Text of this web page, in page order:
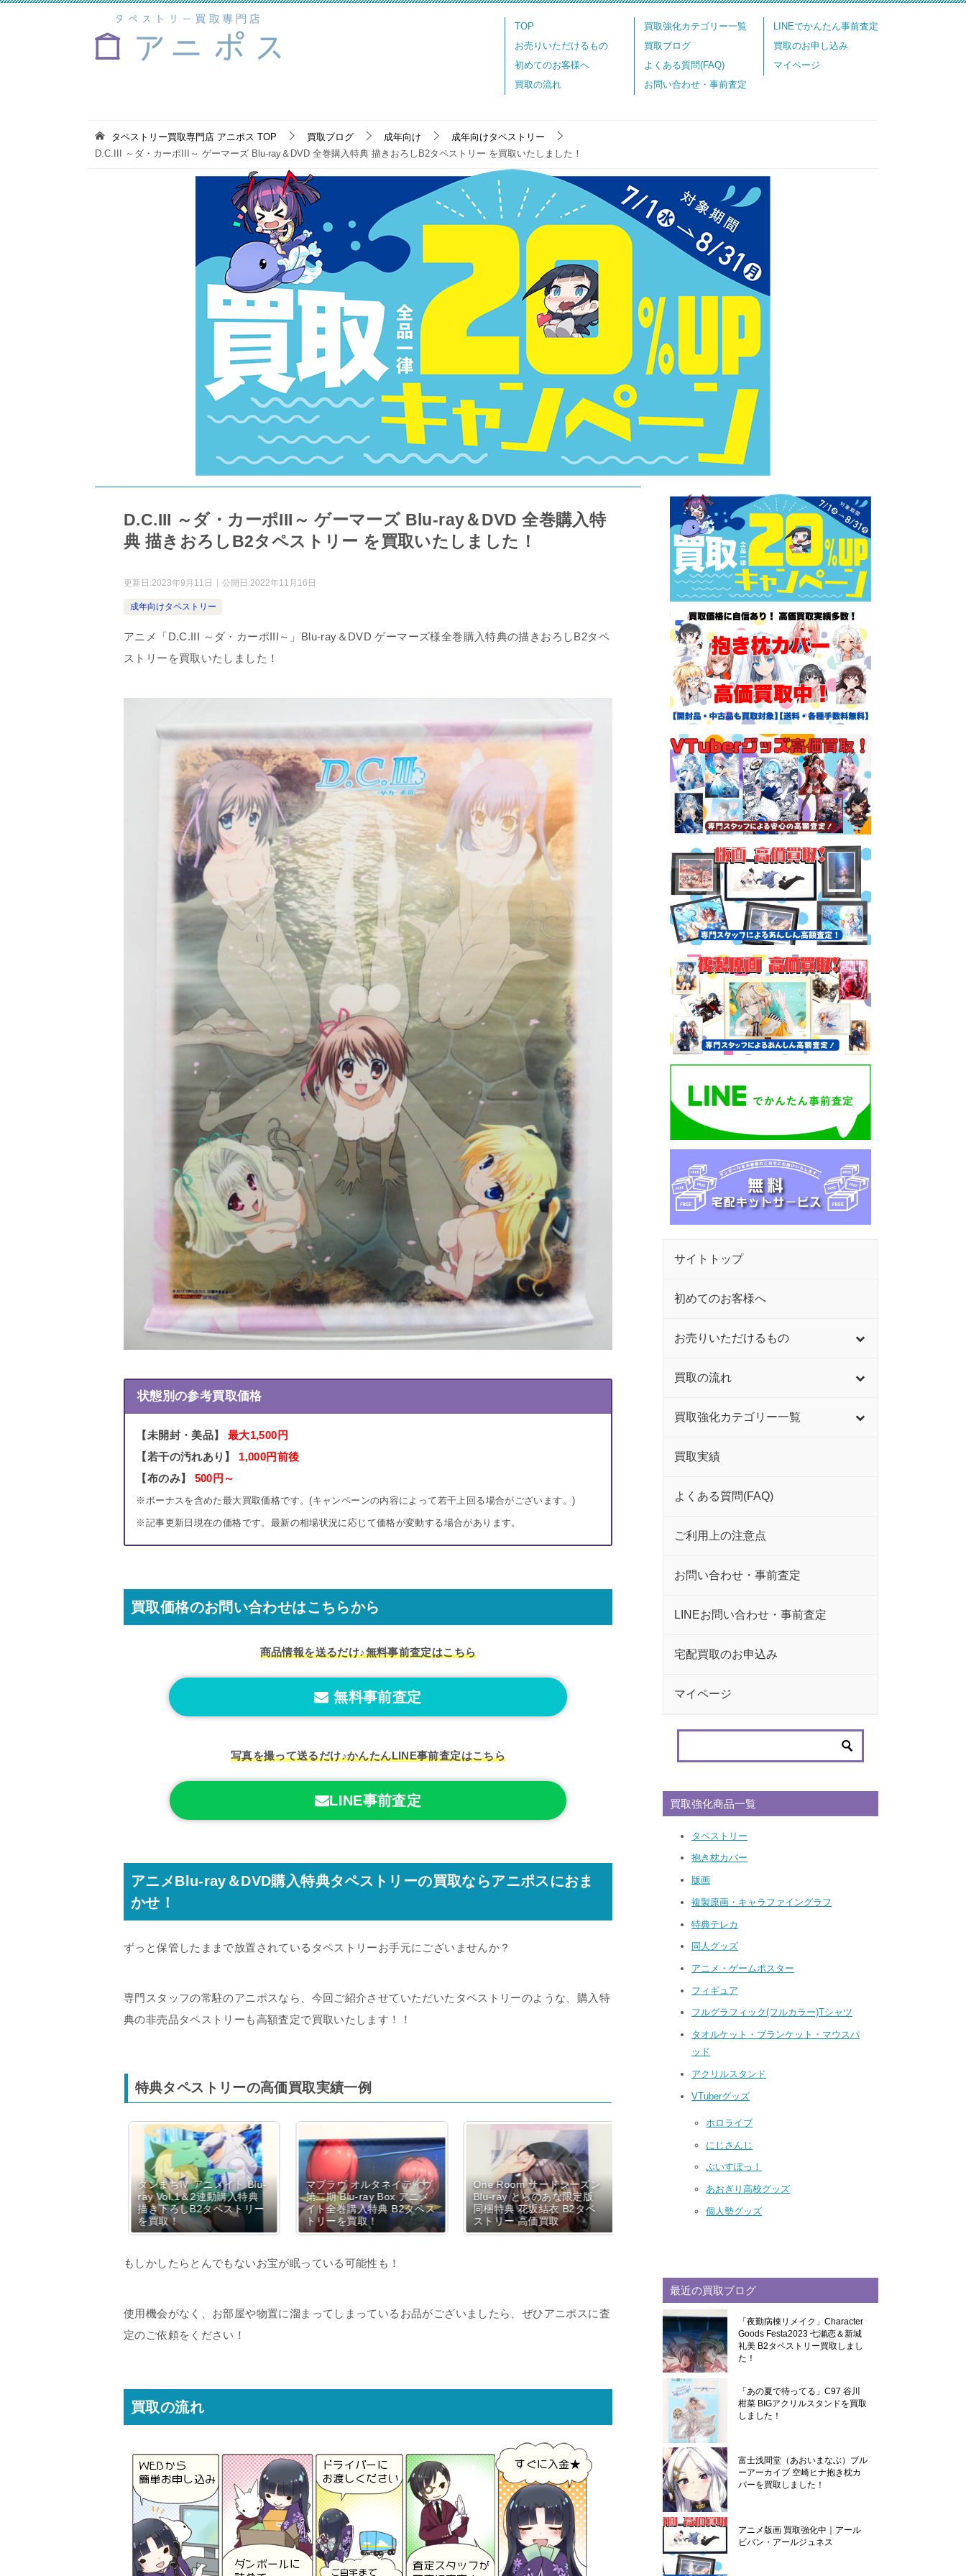
TOP
お売りいただけるもの
初めてのお客様へ
買取の流れ
買取強化カテゴリー一覧
買取ブログ
よくある質問(FAQ)
お問い合わせ・事前査定
LINEでかんたん事前査定
買取のお申し込み
マイページ
タペストリー買取専門店 アニポス TOP 買取ブログ 成年向け
成年向けタペストリー
D.C.III ～ダ・カーポIII～ ゲーマーズ Blu-ray＆DVD 全巻購入特典 描きおろしB2タペストリー を買取いたしました！
D.C.III ～ダ・カーポIII～ ゲーマーズ Blu-ray＆DVD 全巻購入特
典 描きおろしB2タペストリー を買取いたしました！
更新日:2023年9月11日 公開日:2022年11月16日
成年向けタペストリー
アニメ「D.C.III ～ダ・カーポIII～」Blu-ray＆DVD ゲーマーズ様全巻購入特典の描きおろしB2タペ
ストリーを買取いたしました！
状態別の参考買取価格
【未開封・美品】 最大1,500円
【若干の汚れあり】 1,000円前後
【布のみ】 500円～
※ボーナスを含めた最大買取価格です。(キャンペーンの内容によって若干上回る場合がございます。)
※記事更新日現在の価格です。最新の相場状況に応じて価格が変動する場合があります。
買取価格のお問い合わせはこちらから
商品情報を送るだけ♪無料事前査定はこちら
無料事前査定
写真を撮って送るだけ♪かんたんLINE事前査定はこちら
LINE事前査定
アニメBlu-ray＆DVD購入特典タペストリーの買取ならアニポスにおま
かせ！
ずっと保管したままで放置されているタペストリーお手元にございませんか？
専門スタッフの常駐のアニポスなら、今回ご紹介させていただいたタペストリーのような、購入特
典の非売品タペストリーも高額査定で買取いたします！！
特典タペストリーの高価買取実績一例
ダンまちⅣ アニメイト Blu-
ray Vol.1＆2連動購入特典
描き下ろしB2タペストリー
を買取！
マブラヴ オルタネイティヴ
第二期 Blu-ray Box アニメ
イト全巻購入特典 B2タペス
トリーを買取！
One Room サードシーズン
Blu-ray とらのあな限定版
同梱特典 花坂結衣 B2タペ
ストリー 高価買取
小林さんちのメイドラゴンS
とらのあな全巻購入特典 イ
ルル A3タペストリーを買取
もしかしたらとんでもないお宝が眠っている可能性も！
使用機会がなく、お部屋や物置に溜まってしまっているお品がございましたら、ぜひアニポスに査
定のご依頼をください！
買取の流れ
サイトトップ
初めてのお客様へ
お売りいただけるもの
買取の流れ
買取強化カテゴリー一覧
買取実績
よくある質問(FAQ)
ご利用上の注意点
お問い合わせ・事前査定
LINEお問い合わせ・事前査定
宅配買取のお申込み
マイページ
買取強化商品一覧
タペストリー
抱き枕カバー
版画
複製原画・キャラファイングラフ
特典テレカ
同人グッズ
アニメ・ゲームポスター
フィギュア
フルグラフィック(フルカラー)Tシャツ
タオルケット・ブランケット・マウスパ
ッド
アクリルスタンド
VTuberグッズ
ホロライブ
にじさんじ
ぶいすぽっ！
あおぎり高校グッズ
個人勢グッズ
最近の買取ブログ
「夜勤病棟リメイク」Character
Goods Festa2023 七瀬恋＆新城
礼美 B2タペストリー買取しまし
た！
「あの夏で待ってる」C97 谷川
柑菜 BIGアクリルスタンドを買取
しました！
富士浅間堂（あおいまなぶ）ブル
ーアーカイブ 空崎ヒナ抱き枕カ
バーを買取しました！
アニメ版画 買取強化中｜アール
ビバン・アールジュネス